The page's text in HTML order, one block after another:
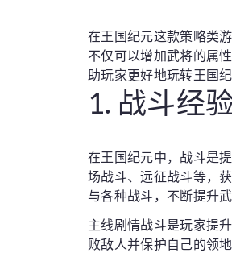
在王国纪元这款策略类
不仅可以增加武将的属
助玩家更好地玩转王国纪
1. 战斗经
在王国纪元中，战斗是
场战斗、远征战斗等，
与各种战斗，不断提升武
主线剧情战斗是玩家提
败敌人并保护自己的领